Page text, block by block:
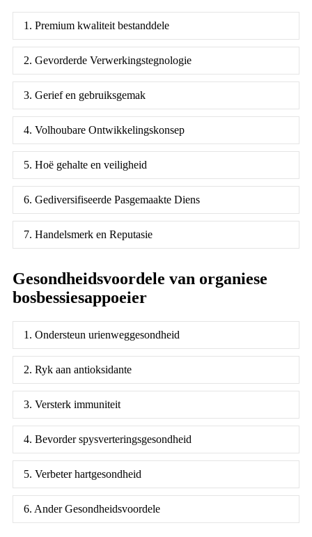
1. Premium kwaliteit bestanddele
2. Gevorderde Verwerkingstegnologie
3. Gerief en gebruiksgemak
4. Volhoubare Ontwikkelingskonsep
5. Hoë gehalte en veiligheid
6. Gediversifiseerde Pasgemaakte Diens
7. Handelsmerk en Reputasie
Gesondheidsvoordele van organiese
bosbessiesappoeier
1. Ondersteun urienweggesondheid
2. Ryk aan antioksidante
3. Versterk immuniteit
4. Bevorder spysverteringsgesondheid
5. Verbeter hartgesondheid
6. Ander Gesondheidsvoordele